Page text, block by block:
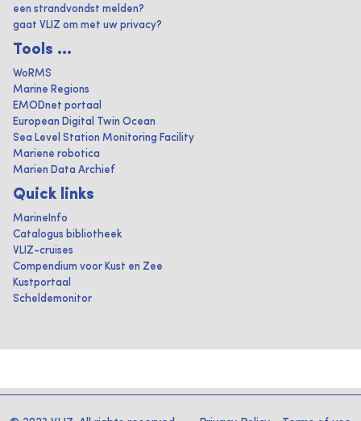
een strandvondst melden?
gaat VLIZ om met uw privacy?
Tools ...
WoRMS
Marine Regions
EMODnet portaal
European Digital Twin Ocean
Sea Level Station Monitoring Facility
Mariene robotica
Marien Data Archief
Quick links
MarineInfo
Catalogus bibliotheek
VLIZ-cruises
Compendium voor Kust en Zee
Kustportaal
Scheldemonitor